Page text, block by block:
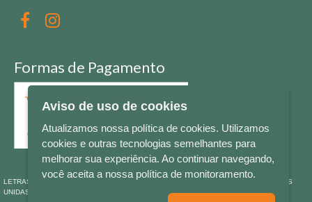
Formas de Pagamento
LETRAS & CIA - CNPJ n° 88.587.548/0001-20 - Térreo Bourbon Shopping - AV. NAÇÕES
UNIDAS , 2001 - Lojas 1064/1065 - RIO BRANCO - - NOVO HAMBURGO - RS
Aviso de uso de cookies
Atualizamos nossa política de cookies. Utilizamos
cookies e outras tecnologias semelhantes para
melhorar sua experiência. Ao continuar navegando,
você aceita a nossa política de monitoramento.